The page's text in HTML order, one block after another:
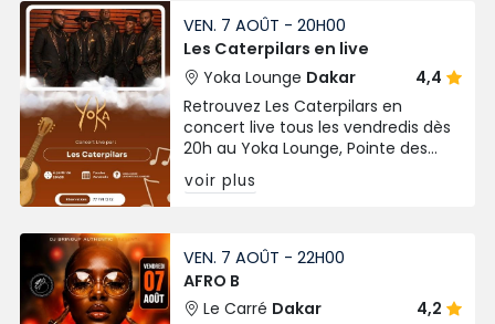
VEN. 7 AOÛT - 20H00
Les Caterpilars en live
Yoka Lounge Dakar
4,4
Retrouvez Les Caterpilars en
concert live tous les vendredis dès
20h au Yoka Lounge, Pointe des
Almadies. Ambiance live, bonne
musique et vibes garanties !
voir plus
VEN. 7 AOÛT - 22H00
AFRO B
Le Carré Dakar
4,2